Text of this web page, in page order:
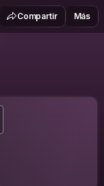
Compartir Más